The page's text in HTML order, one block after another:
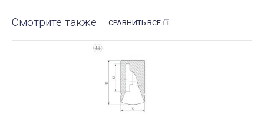
Смотрите также СРАВНИТЬ ВСЕ